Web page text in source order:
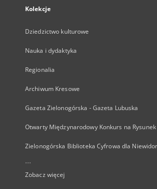
Kolekcje
Dziedzictwo kulturowe
Nauka i dydaktyka
Regionalia
Archiwum Kresowe
Gazeta Zielonogórska - Gazeta Lubuska
Otwarty Międzynarodowy Konkurs na
Zielonogórska Biblioteka Cyfrowa dla
...
Zobacz więcej